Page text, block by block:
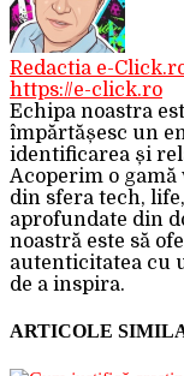
Redactia e-
https://e-click.ro
Echipa noastra
împărtășesc un
identificarea și
Acoperim o gamă
din sfera tech,
aprofundate din
noastră este să
autenticitatea cu
de a inspira.
ARTICOLE